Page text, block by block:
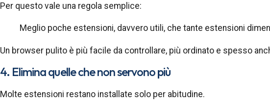
Per questo vale una regola semplice:
Meglio poche estensioni, davvero utili, che tante estensioni
Un browser pulito è più facile da controllare, più ordinato e spesso
4. Elimina quelle che non servono più
Molte estensioni restano installate solo per abitudine.